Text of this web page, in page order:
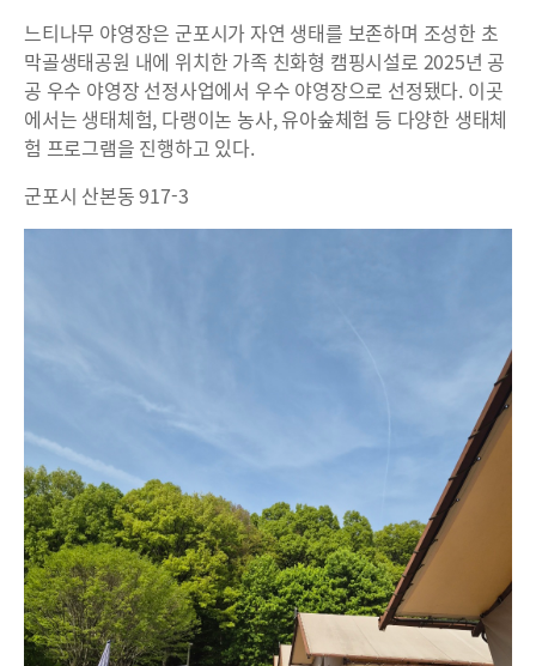
느티나무 야영장은 군포시가 자연 생태를 보존하며 조성한 초
막골생태공원 내에 위치한 가족 친화형 캠핑시설로 2025년 공
공 우수 야영장 선정사업에서 우수 야영장으로 선정됐다. 이곳
에서는 생태체험, 다랭이논 농사, 유아숲체험 등 다양한 생태체
험 프로그램을 진행하고 있다.
군포시 산본동 917-3